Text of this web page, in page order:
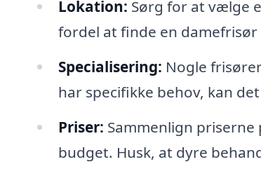
Lokation: Sørg for at vælge
fordel at finde en
Specialisering: Nogle
har specifikke behov, kan
Priser: Sammenlign
budget. Husk, at dyre